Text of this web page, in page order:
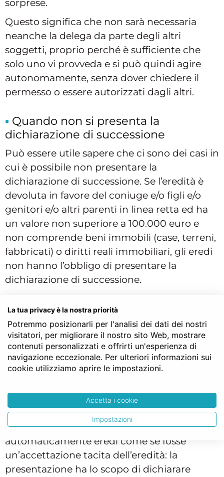
sorprese.
Questo significa che non sarà necessaria
neanche la delega da parte degli altri
soggetti, proprio perché è sufficiente che
solo uno vi provveda e si può quindi agire
autonomamente, senza dover chiedere il
permesso o essere autorizzati dagli altri.
Quando non si presenta la
dichiarazione di successione
Può essere utile sapere che ci sono dei casi in
cui è possibile non presentare la
dichiarazione di successione. Se l’eredità è
devoluta in favore del coniuge e/o figli e/o
genitori e/o altri parenti in linea retta ed ha
un valore non superiore a 100.000 euro e
non comprende beni immobili (case, terreni,
fabbricati) o diritti reali immobiliari, gli eredi
non hanno l’obbligo di presentare la
dichiarazione di successione.
Che cosa comporta la
dichiarazione di successione
La prima cosa da chiarire è che la
presentazione della dichiarazione di
comporta l’accettazione dell’eredità.
È importante sapere che nel momento in cui
si decide di presentarla non si è
automaticamente eredi come se fosse
un’accettazione tacita dell’eredità: la
presentazione ha lo scopo di dichiarare
La tua privacy è la nostra priorità
Potremmo posizionarli per l'analisi dei dati dei nostri
visitatori, per migliorare il nostro sito Web, mostrare
contenuti personalizzati e offrirti un'esperienza di
navigazione eccezionale. Per ulteriori informazioni sui
cookie utilizziamo aprire le impostazioni.
Accetta i cookie
Impostazioni